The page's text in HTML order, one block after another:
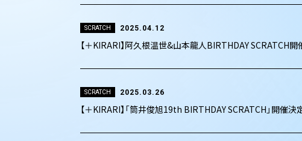
SCRATCH 2025.04.12
【＋KIRARI】阿久根温世&山本龍人BIRTHDAY SCRATCH開
SCRATCH 2025.03.26
【＋KIRARI】「筒井俊旭19th BIRTHDAY SCRATCH」開催決